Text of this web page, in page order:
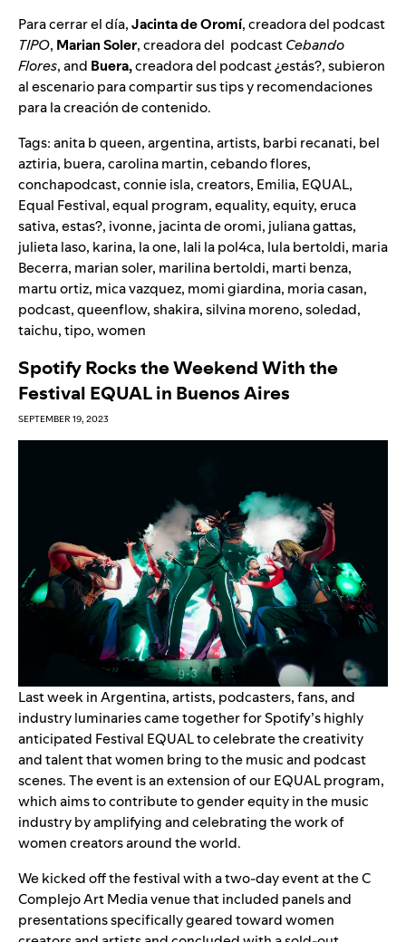
Para cerrar el día,Jacinta de Oromí, creadora del podcast
TIPO, Marian Soler, creadora del podcastCebando
Flores, and Buera,creadora del podcast¿estás?, subieron
al escenario para compartir sus tips y recomendaciones
para la creación de contenido.
Tags:anita b queen,argentina,artists, barbi recanati, bel
aztiria, buera,carolina martin,cebando flores,
conchapodcast,connie isla,creators, Emilia, EQUAL,
Equal Festival,equal program,equality,equity,eruca
sativa,estas?, ivonne, jacinta de oromi, juliana gattas,
julieta laso, karina, la one, lali la pol4ca, lula bertoldi, maria
Becerra, marian soler, marilina bertoldi, marti benza,
martu ortiz, mica vazquez, momi giardina, moria casan,
podcast,queenflow,shakira,silvina moreno,soledad,
taichu,tipo,women
Spotify Rocks the Weekend With the
Festival EQUAL in Buenos Aires
SEPTEMBER 19, 2023
Last week in Argentina, artists, podcasters, fans, and
industry luminaries came together for Spotify’s highly
anticipated Festival EQUALto celebrate the creativity
and talent that women bring to the music and podcast
scenes. The event is an extension of our EQUAL program,
whichaims to contribute to gender equity in the music
industry by amplifying and celebrating the work of
women creators around the world.
We kicked off the festival with a two-day event at the C
Complejo Art Media venue that included panels and
presentations specifically geared toward women